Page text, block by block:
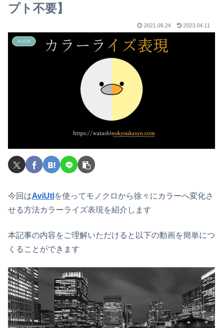
プト不要】
2021.09.24 2023.04.11
AviUtl
今回はAviUtl を使ってモノクロから徐々にカラーへ変化さ
せる方法カラーライズ表現を紹介します
本記事の内容をご理解いただけると以下の動画を簡単につ
くることができます